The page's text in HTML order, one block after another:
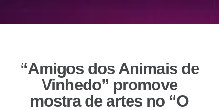
“Amigos dos Animais de
Vinhedo” promove
mostra de artes no “O